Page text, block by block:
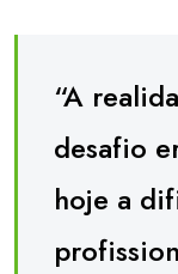
“A
desafio
hoje a